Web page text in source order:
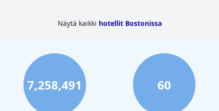
Näytä kaikki hotellit Bostonissa
7,258,491 60